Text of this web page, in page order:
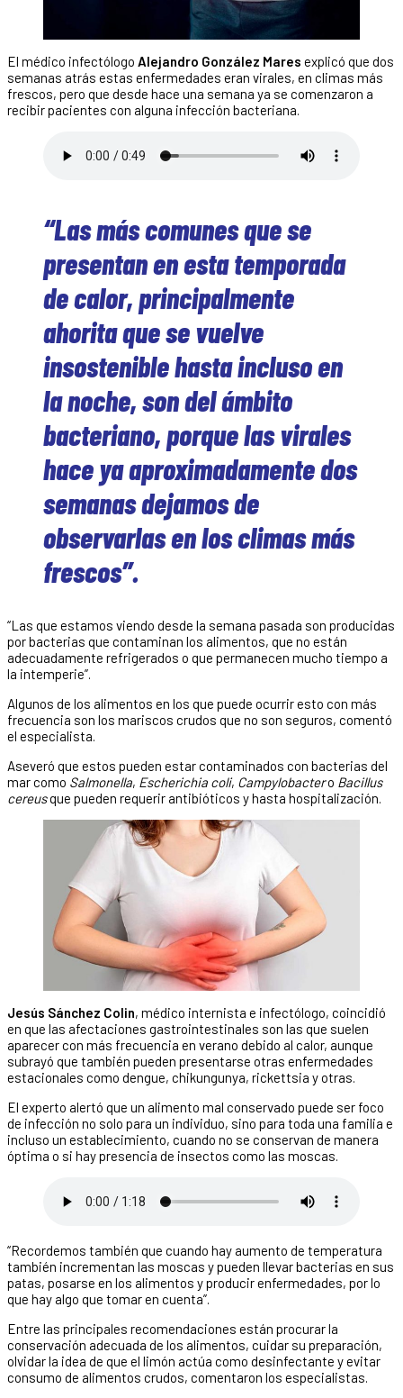
El médico infectólogo Alejandro González Mares explicó que dos
semanas atrás estas enfermedades eran virales, en climas más
frescos, pero que desde hace una semana ya se comenzaron a
recibir pacientes con alguna infección bacteriana.
“Las más comunes que se
presentan en esta temporada
de calor, principalmente
ahorita que se vuelve
insostenible hasta incluso en
la noche, son del ámbito
bacteriano, porque las virales
hace ya aproximadamente dos
semanas dejamos de
observarlas en los climas más
frescos”.
“Las que estamos viendo desde la semana pasada son producidas
por bacterias que contaminan los alimentos, que no están
adecuadamente refrigerados o que permanecen mucho tiempo a
la intemperie”.
Algunos de los alimentos en los que puede ocurrir esto con más
frecuencia son los mariscos crudos que no son seguros, comentó
el especialista.
Aseveró que estos pueden estar contaminados con bacterias del
mar como Salmonella, Escherichia coli, Campylobactero Bacillus
cereusque pueden requerir antibióticos y hasta hospitalización.
Jesús Sánchez Colin, médico internista e infectólogo, coincidió
en que las afectaciones gastrointestinales son las que suelen
aparecer con más frecuencia en verano debido al calor, aunque
subrayó que también pueden presentarse otras enfermedades
estacionales como dengue, chikungunya, rickettsia y otras.
El experto alertó que un alimento mal conservado puede ser foco
de infección no solo para un individuo, sino para toda una familia e
incluso un establecimiento, cuando no se conservan de manera
óptima o si hay presencia de insectos como las moscas.
“Recordemos también que cuando hay aumento de temperatura
también incrementan las moscas y pueden llevar bacterias en sus
patas, posarse en los alimentos y producir enfermedades, por lo
que hay algo que tomar en cuenta”.
Entre las principales recomendaciones están procurar la
conservación adecuada de los alimentos, cuidar su preparación,
olvidar la idea de que el limón actúa como desinfectante y evitar
consumo de alimentos crudos, comentaron los especialistas.